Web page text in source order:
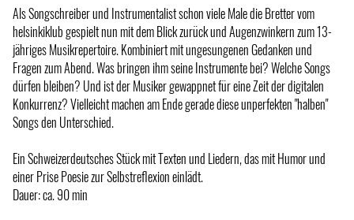
Als Songschreiber und Instrumentalist schon viele Male die Bretter vom
helsinkiklub gespielt nun mit dem Blick zurück und Augenzwinkern zum 13-
jähriges Musikrepertoire. Kombiniert mit ungesungenen Gedanken und
Fragen zum Abend. Was bringen ihm seine Instrumente bei? Welche Songs
dürfen bleiben? Und ist der Musiker gewappnet für eine Zeit der digitalen
Konkurrenz? Vielleicht machen am Ende gerade diese unperfekten "halben"
Songs den Unterschied.
Ein Schweizerdeutsches Stück mit Texten und Liedern, das mit Humor und
einer Prise Poesie zur Selbstreflexion einlädt.
Dauer: ca. 90 min